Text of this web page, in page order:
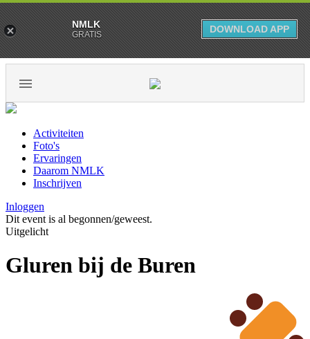
Activiteiten
Foto's
Ervaringen
Daarom NMLK
Inschrijven
Inloggen
Dit event is al begonnen/geweest.
Uitgelicht
Gluren bij de Buren
NMLK
GRATIS DOWNLOAD APP